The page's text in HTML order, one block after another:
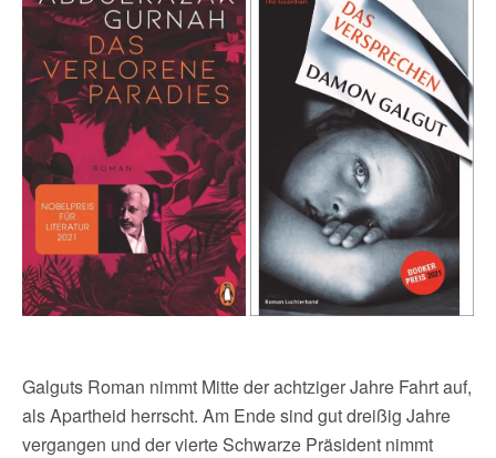
Galguts Roman nimmt Mitte der achtziger Jahre Fahrt auf,
als Apartheid herrscht. Am Ende sind gut dreißig Jahre
vergangen und der vierte Schwarze Präsident nimmt